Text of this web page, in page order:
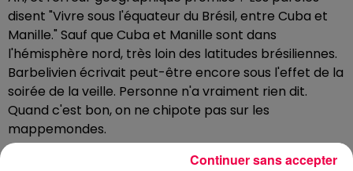
disent "Vivre sous l'équateur du Brésil, entre Cuba et
Manille." Sauf que Cuba et Manille sont dans
l'hémisphère nord, très loin des latitudes brésiliennes.
Barbelivien écrivait peut-être encore sous l'effet de la
soirée de la veille. Personne n'a vraiment rien dit.
Quand c'est bon, on ne chipote pas sur les
mappemondes.
Aujourd'hui, à 73 ans, Gilbert Montagné reste actif,
Continuer sans accepter